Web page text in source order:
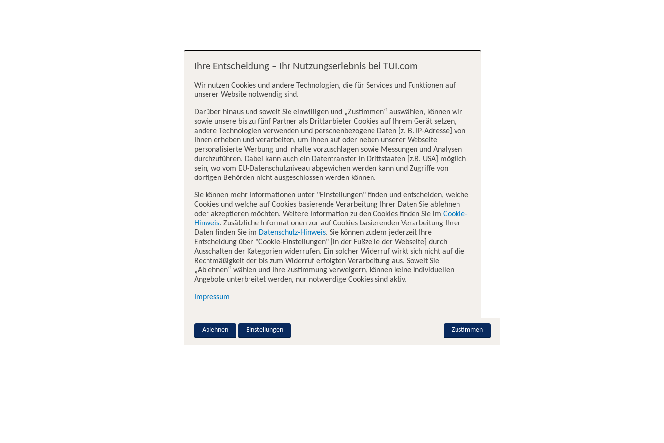
Ihre Entscheidung – Ihr Nutzungserlebnis bei TUI.com
Wir nutzen Cookies und andere Technologien, die für Services und Funktionen auf
unserer Website notwendig sind.
Darüber hinaus und soweit Sie einwilligen und „Zustimmen“ auswählen, können wir
sowie unsere bis zu fünf Partner als Drittanbieter Cookies auf Ihrem Gerät setzen,
andere Technologien verwenden und personenbezogene Daten [z. B. IP-Adresse] von
Ihnen erheben und verarbeiten, um Ihnen auf oder neben unserer Webseite
personalisierte Werbung und Inhalte vorzuschlagen sowie Messungen und Analysen
durchzuführen. Dabei kann auch ein Datentransfer in Drittstaaten [z.B. USA] möglich
sein, wo vom EU-Datenschutzniveau abgewichen werden kann und Zugriffe von
dortigen Behörden nicht ausgeschlossen werden können.
Sie können mehr Informationen unter "Einstellungen" finden und entscheiden, welche
Cookies und welche auf Cookies basierende Verarbeitung Ihrer Daten Sie ablehnen
oder akzeptieren möchten. Weitere Information zu den Cookies finden Sie im Cookie-
Hinweis. Zusätzliche Informationen zur auf Cookies basierenden Verarbeitung Ihrer
Daten finden Sie im Datenschutz-Hinweis. Sie können zudem jederzeit Ihre
Entscheidung über "Cookie-Einstellungen" [in der Fußzeile der Webseite] durch
Ausschalten der Kategorien widerrufen. Ein solcher Widerruf wirkt sich nicht auf die
Rechtmäßigkeit der bis zum Widerruf erfolgten Verarbeitung aus. Soweit Sie
„Ablehnen“ wählen und Ihre Zustimmung verweigern, können keine individuellen
Angebote unterbreitet werden, nur notwendige Cookies sind aktiv.
Impressum
Zustimmen
Ablehnen Einstellungen